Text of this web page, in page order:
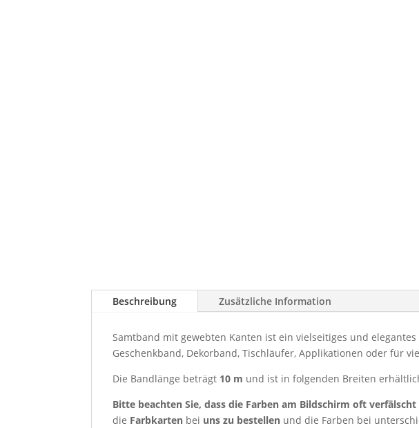
Beschreibung Zusätzliche Information
Samtband mit gewebten Kanten ist ein vielseitiges und
Geschenkband, Dekorband, Tischläufer, Applikationen oder für
Die Bandlänge beträgt 10 m und ist in folgenden Breiten
Bitte beachten Sie, dass die Farben am Bildschirm oft
die Farbkarten bei uns zu bestellen und die Farben bei